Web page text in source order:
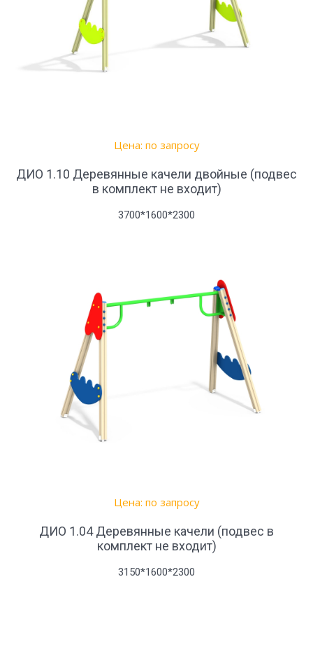
Цена: по запросу
ДИО 1.10 Деревянные качели двойные (подвес
в комплект не входит)
3700*1600*2300
Цена: по запросу
ДИО 1.04 Деревянные качели (подвес в
комплект не входит)
3150*1600*2300